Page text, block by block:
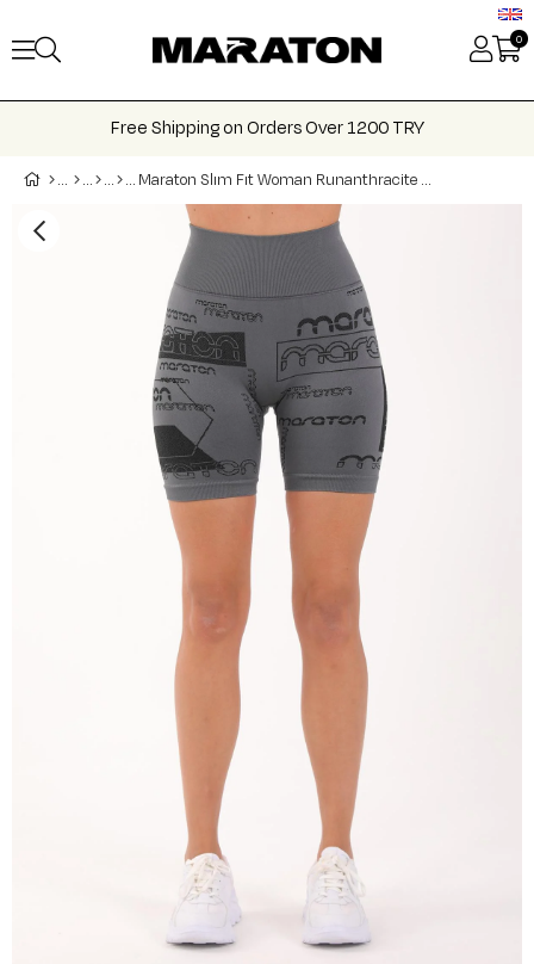
0
Free Shipping on Orders Over 1200 TRY
Maraton Slım Fıt Woman Runanthracite Shorts 818015